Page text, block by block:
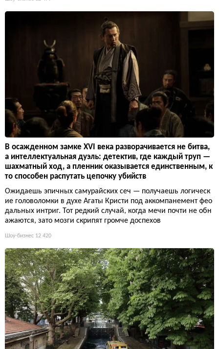
В осажденном замке XVI века разворачивается не битва,
а интеллектуальная дуэль: детектив, где каждый труп —
шахматный ход, а пленник оказывается единственным, к
то способен распутать цепочку убийств
Ожидаешь эпичных самурайских сеч — получаешь логическ
ие головоломки в духе Агаты Кристи под аккомпанемент фео
дальных интриг. Тот редкий случай, когда мечи почти не обн
ажаются, зато мозги скрипят громче доспехов
Шоу-бизнес 12 420